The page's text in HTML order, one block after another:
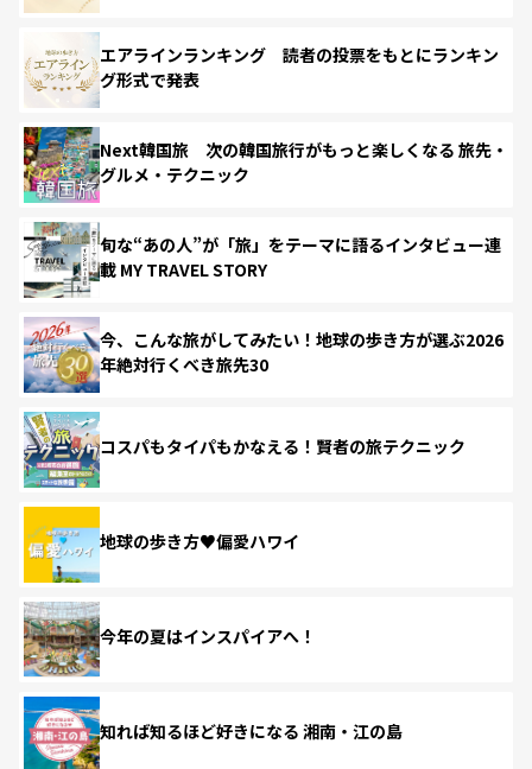
エアラインランキング 読者の投票をもとにランキン
グ形式で発表
Next韓国旅 次の韓国旅行がもっと楽しくなる 旅先・
グルメ・テクニック
旬な“あの人”が「旅」をテーマに語るインタビュー連
載 MY TRAVEL STORY
今、こんな旅がしてみたい！地球の歩き方が選ぶ2026
年絶対行くべき旅先30
コスパもタイパもかなえる！賢者の旅テクニック
地球の歩き方♥偏愛ハワイ
今年の夏はインスパイアへ！
知れば知るほど好きになる 湘南・江の島